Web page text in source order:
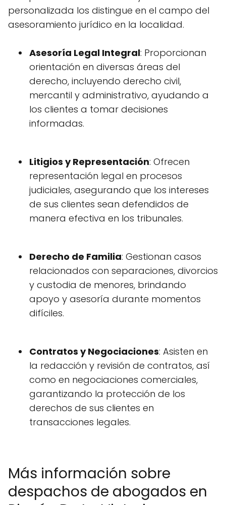
personalizada los distingue en el campo del
asesoramiento jurídico en la localidad.
Asesoría Legal Integral: Proporcionan
orientación en diversas áreas del
derecho, incluyendo derecho civil,
mercantil y administrativo, ayudando a
los clientes a tomar decisiones
informadas.
Litigios y Representación: Ofrecen
representación legal en procesos
judiciales, asegurando que los intereses
de sus clientes sean defendidos de
manera efectiva en los tribunales.
Derecho de Familia: Gestionan casos
relacionados con separaciones, divorcios
y custodia de menores, brindando
apoyo y asesoría durante momentos
difíciles.
Contratos y Negociaciones: Asisten en
la redacción y revisión de contratos, así
como en negociaciones comerciales,
garantizando la protección de los
derechos de sus clientes en
transacciones legales.
Más información sobre
despachos de abogados en